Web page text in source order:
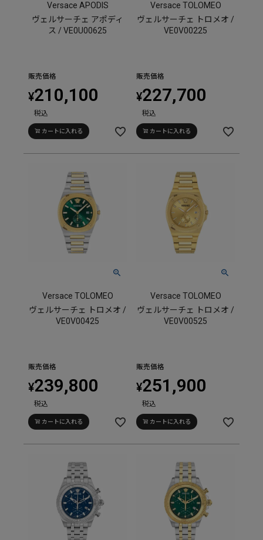
Versace APODIS
ヴェルサーチェ アポディ
ス / VE0U00625
販売価格
¥210,100
税込
カートに入れる
Versace TOLOMEO
ヴェルサーチェ トロメオ /
VE0V00225
販売価格
¥227,700
税込
カートに入れる
Versace TOLOMEO
ヴェルサーチェ トロメオ /
VE0V00425
販売価格
¥239,800
税込
カートに入れる
Versace TOLOMEO
ヴェルサーチェ トロメオ /
VE0V00525
販売価格
¥251,900
税込
カートに入れる